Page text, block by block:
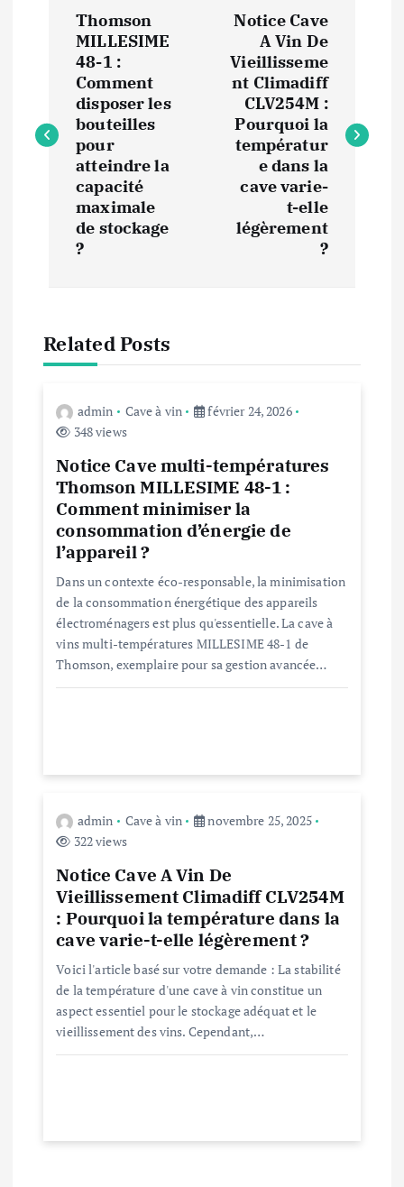
i
o
Thomson
MILLESIME
48-1 :
Comment
disposer les
bouteilles
pour
atteindre la
capacité
maximale
de stockage
?
Notice Cave
A Vin De
Vieillisseme
nt Climadiff
CLV254M :
Pourquoi la
températur
e dans la
cave varie-
t-elle
légèrement
?
Related Posts
admin Cave à vin
février 24, 2026
348 views
Notice Cave multi-températures
Thomson MILLESIME 48-1 :
Comment minimiser la
consommation d’énergie de
l’appareil ?
Dans un contexte éco-responsable, la minimisation
de la consommation énergétique des appareils
électroménagers est plus qu'essentielle. La cave à
vins multi-températures MILLESIME 48-1 de
Thomson, exemplaire pour sa gestion avancée…
admin Cave à vin
novembre 25, 2025
322 views
Notice Cave A Vin De
Vieillissement Climadiff CLV254M
: Pourquoi la température dans la
cave varie-t-elle légèrement ?
Voici l'article basé sur votre demande : La stabilité
de la température d'une cave à vin constitue un
aspect essentiel pour le stockage adéquat et le
vieillissement des vins. Cependant,…